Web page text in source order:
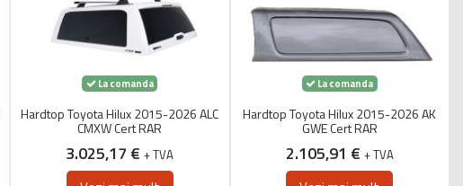
La comanda
Hardtop Toyota Hilux 2015-2026 ALC
CMXW Cert RAR
3.025,17 €+ TVA
La comanda
Hardtop Toyota Hilux 2015-2026 AK
GWE Cert RAR
2.105,91 € + TVA